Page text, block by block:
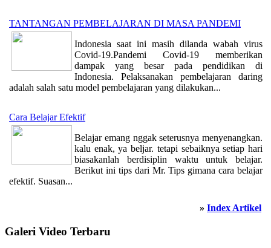
TANTANGAN PEMBELAJARAN DI MASA PANDEMI
Indonesia saat ini masih dilanda wabah virus
Covid-19.Pandemi Covid-19 memberikan
dampak yang besar pada pendidikan di
Indonesia. Pelaksanakan pembelajaran daring
adalah salah satu model pembelajaran yang dilakukan...
Cara Belajar Efektif
Belajar emang nggak seterusnya menyenangkan.
kalu enak, ya beljar. tetapi sebaiknya setiap hari
biasakanlah berdisiplin waktu untuk belajar.
Berikut ini tips dari Mr. Tips gimana cara belajar
efektif. Suasan...
» Index Artikel
Galeri Video Terbaru